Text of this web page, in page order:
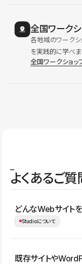
全国ワークシ
各地域のワークシ
を実践的に学べま
全国ワークショッ
よくあるご質
どんなWebサイト
Studioについて
コーポレートサイト
既存サイトや